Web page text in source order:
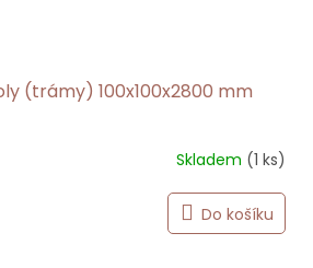
(trámy) 100x100x2800 mm
Skladem (1 ks)
Do košíku